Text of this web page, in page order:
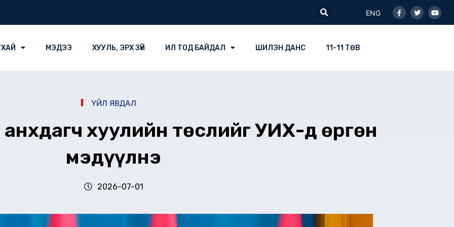
Search
ENG
f
МЭДЭЭ ХУУЛЬ, ЭРХ ЗҮЙ ИЛ ТОД БАЙДАЛ ШИЛЭН ДАНС 11-11 ТӨВ
ҮЙЛ ЯВДАЛ
анхдагч хуулийн төслийг УИХ-д өргөн
мэдүүлнэ
2026-07-01